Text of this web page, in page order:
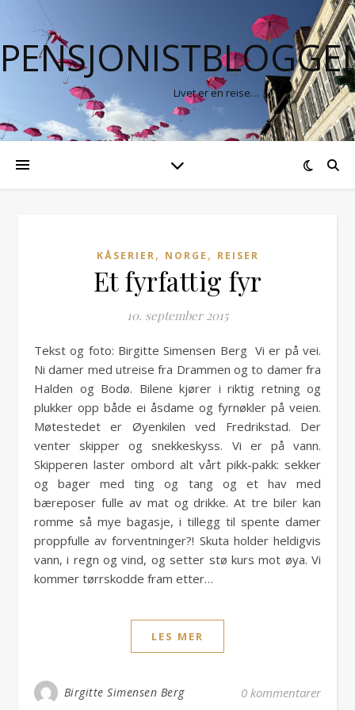
Livet er en reise…
KÅSERIER, NORGE , REISER
Et fyrfattig fyr
10. september 2015
Tekst og foto: Birgitte Simensen Berg Vi er på vei.
Ni damer med utreise fra Drammen og to damer fra
Halden og Bodø. Bilene kjører i riktig retning og
plukker opp både ei åsdame og fyrnøkler på veien.
Møtestedet er Øyenkilen ved Fredrikstad. Der
venter skipper og snekkeskyss. Vi er på vann.
Skipperen laster ombord alt vårt pikk-pakk: sekker
og bager med ting og tang og et hav med
bæreposer fulle av mat og drikke. At tre biler kan
romme så mye bagasje, i tillegg til spente damer
proppfulle av forventninger?! Skuta holder heldigvis
vann, i regn og vind, og setter stø kurs mot øya. Vi
kommer tørrskodde fram etter…
LES MER
Birgitte Simensen Berg 0 kommentarer